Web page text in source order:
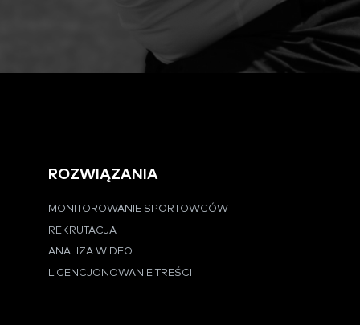
ROZWIĄZANIA
MONITOROWANIE SPORTOWCÓW
REKRUTACJA
ANALIZA WIDEO
LICENCJONOWANIE TREŚCI